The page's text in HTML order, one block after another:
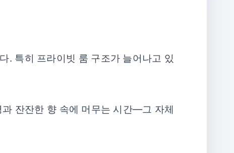
. 특히 프라이빗 룸 구조가 늘어나고 있
잔잔한 향 속에 머무는 시간—그 자체